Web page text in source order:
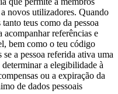
novos utilizadores. Quando
teus como da pessoa
referências e
bem como o teu código
a pessoa referida ativa uma
determinar a elegibilidade à
ou a expiração da
de dados pessoais